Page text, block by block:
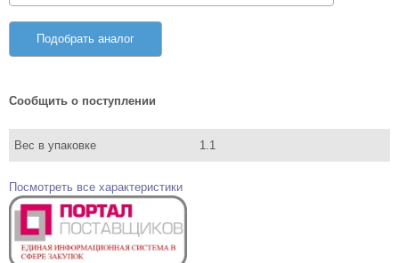
Подобрать аналог
Сообщить о поступлении
Вес в упаковке 1.1
Посмотреть все характеристики